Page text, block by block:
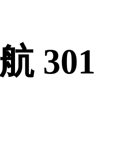
301